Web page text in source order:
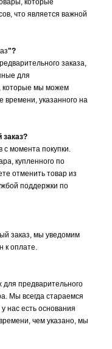
которые
что является важной
"?
заказа,
для
которые мы можем
времени, указанного на
с момента покупки.
купленного по
отменить товар из
поддержки по
заказ, мы уведомим
к оплате.
для предварительного
Мы всегда стараемся
нас есть основания
чем указано, мы